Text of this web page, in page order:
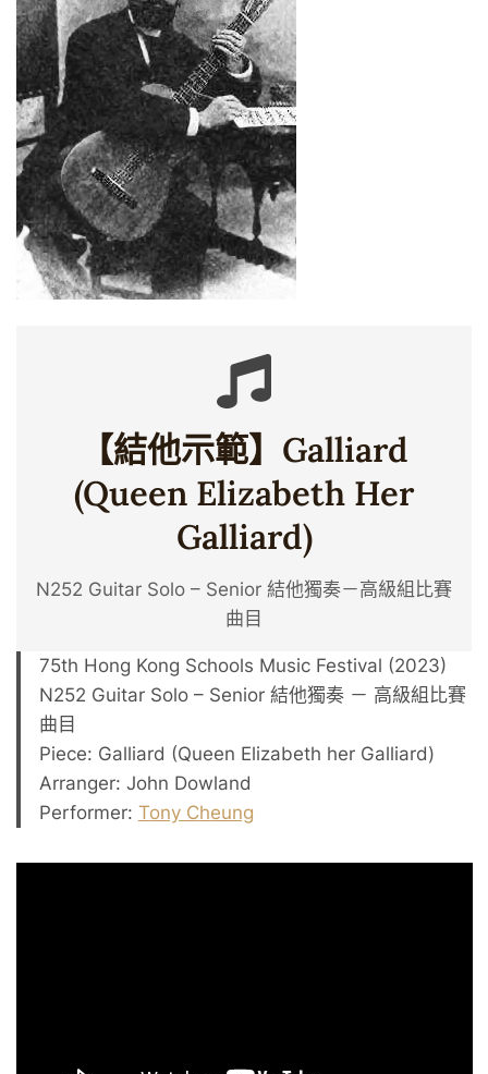
【結他示範】Galliard
(Queen Elizabeth Her
Galliard)
N252 Guitar Solo – Senior 結他獨奏－高級組比賽
曲目
75th Hong Kong Schools Music Festival (2023)
N252 Guitar Solo – Senior 結他獨奏 － 高級組比賽
曲目
Piece: Galliard (Queen Elizabeth her Galliard)
Arranger: John Dowland
Performer: Tony Cheung